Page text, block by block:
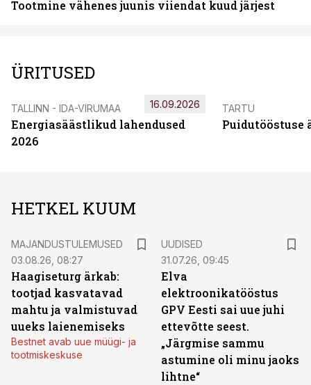
Tootmine vähenes juunis viiendat kuud järjest
ÜRITUSED
TALLINN - IDA-VIRUMAA
Energiasäästlikud lahendused
2026
16.09.2026 TARTU
Puidutööstuse
HETKEL KUUM
MAJANDUSTULEMUSED
03.08.26, 08:27
Haagiseturg ärkab:
tootjad kasvatavad
mahtu ja valmistuvad
uueks laienemiseks
Bestnet avab uue müügi- ja
tootmiskeskuse
UUDISED
31.07.26, 09:45
Elva
elektroonikatööstus
GPV Eesti sai uue juhi
ettevõtte seest.
„Järgmise sammu
astumine oli minu jaoks
lihtne“